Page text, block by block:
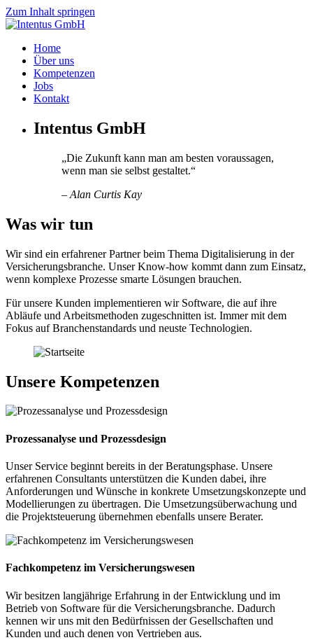
Zum Inhalt springen
Intentus GmbH
Innovative Software aus Cottbus
Home
Über uns
Kompetenzen
Jobs
Kontakt
Intentus GmbH
„Die Zukunft kann man am besten voraussagen,
wenn man sie selbst gestaltet.“
– Alan Curtis Kay
Was wir tun
Wir sind ein erfahrener Partner beim Thema Digitalisierung in der
Versicherungsbranche. Unser Know-how kommt dann zum Einsatz,
wenn komplexe Prozesse smarte Lösungen brauchen.
Für unsere Kunden implementieren wir Software, die auf ihre
Abläufe und Arbeitsmethoden zugeschnitten ist. Immer mit dem
Fokus auf Branchenstandards und neuste Technologien.
Unsere Kompetenzen
Prozessanalyse und Prozessdesign
Unser Service beginnt bereits in der Beratungsphase. Unsere
erfahrenen Consultants unterstützen die Kunden dabei, ihre
Anforderungen und Wünsche in konkrete Umsetzungskonzepte und
Modellierungen zu übertragen. Die Umsetzungsüberwachung und
die Projektsteuerung übernehmen ebenfalls unsere Berater.
Fachkompetenz im Versicherungswesen
Wir besitzen langjährige Erfahrung in der Entwicklung und im
Betrieb von Software für die Versicherungsbranche. Dadurch
kennen wir uns mit den Bedürfnissen der Gesellschaften und
Kunden und auch denen von Vertrieben aus.